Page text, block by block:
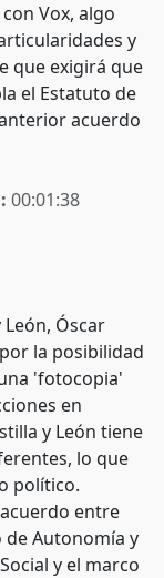
Vox, algo
y
que exigirá que
el Estatuto de
acuerdo
00:01:38
Óscar
la posibilidad
'fotocopia'
en
y León tiene
lo que
político.
entre
de Autonomía y
y el marco